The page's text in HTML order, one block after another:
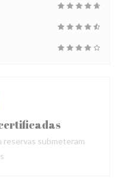
reservas submeteram